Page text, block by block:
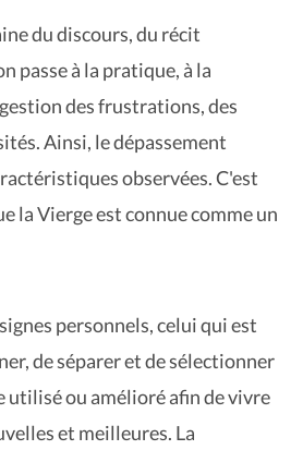
du discours, du récit
passe à la pratique, à la
des frustrations, des
Ainsi, le dépassement
observées. C'est
la Vierge est connue comme un
personnels, celui qui est
de séparer et de sélectionner
utilisé ou amélioré afin de vivre
et meilleures. La